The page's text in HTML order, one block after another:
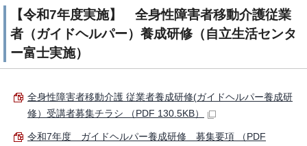
【令和7年度実施】 全身性障害者移動介護従業
者（ガイドヘルパー）養成研修（自立生活センタ
ー富士実施）
全身性障害者移動介護 従業者養成研修(ガイドヘルパー養成研
修）受講者募集チラシ （PDF 130.5KB）
令和7年度 ガイドヘルパー養成研修 募集要項 （PDF